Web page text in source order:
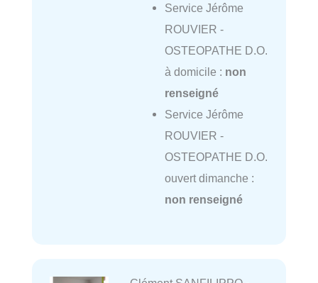
Service Jérôme
ROUVIER -
OSTEOPATHE D.O.
à domicile : non
renseigné
Service Jérôme
ROUVIER -
OSTEOPATHE D.O.
ouvert dimanche :
non renseigné